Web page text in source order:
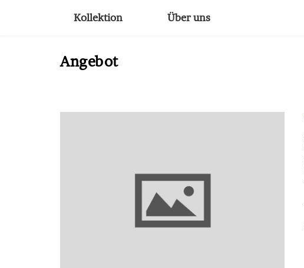
Kollektion Über uns
Angebot